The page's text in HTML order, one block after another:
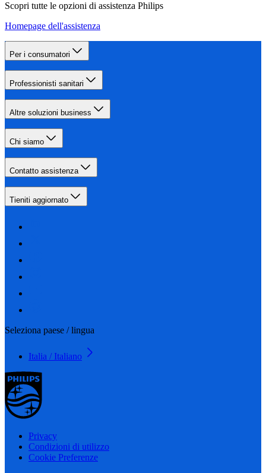
Scopri tutte le opzioni di assistenza Philips
Homepage dell'assistenza
Per i consumatori
Professionisti sanitari
Altre soluzioni business
Chi siamo
Contatto assistenza
Tieniti aggiornato
Seleziona paese / lingua
Italia / Italiano
Privacy
Condizioni di utilizzo
Cookie Preferenze